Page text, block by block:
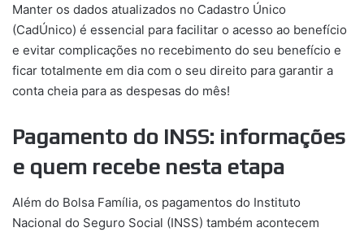
Manter os dados atualizados no Cadastro Único
(CadÚnico) é essencial para facilitar o acesso ao benefício
e evitar complicações no recebimento do seu benefício e
ficar totalmente em dia com o seu direito para garantir a
conta cheia para as despesas do mês!
Pagamento do INSS: informações
e quem recebe nesta etapa
Além do Bolsa Família, os pagamentos do Instituto
Nacional do Seguro Social (INSS) também acontecem